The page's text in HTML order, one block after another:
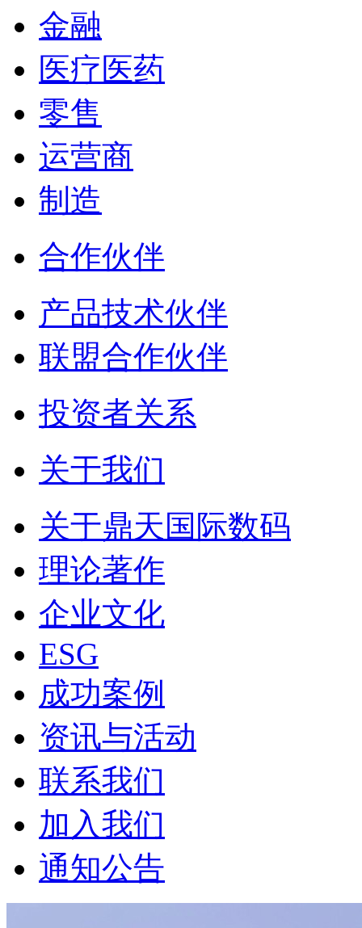
金融
医疗医药
零售
运营商
制造
合作伙伴
产品技术伙伴
联盟合作伙伴
投资者关系
关于我们
关于鼎天国际数码
理论著作
企业文化
ESG
成功案例
资讯与活动
联系我们
加入我们
通知公告